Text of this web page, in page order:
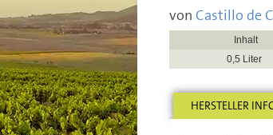
von Castillo de
Inhalt
0,5 Liter
HERSTELLER